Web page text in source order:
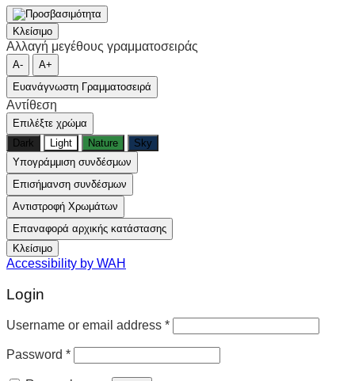
Κλείσιμο
Αλλαγή μεγέθους γραμματοσειράς
A-
A+
Ευανάγνωστη Γραμματοσειρά
Αντίθεση
Επιλέξτε χρώμα
Dark
Light Nature
Sky
Υπογράμμιση συνδέσμων
Επισήμανση συνδέσμων
Αντιστροφή Χρωμάτων
Επαναφορά αρχικής κατάστασης
Κλείσιμο
Accessibility by WAH
Login
Username or email address *
Password *